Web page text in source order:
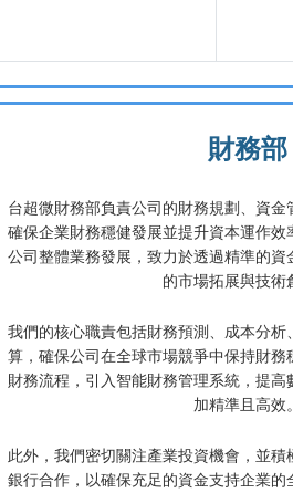
財務部
台超微財務部負責公司的財務規劃、資金
確保企業財務穩健發展並提升資本運作
公司整體業務發展，致力於透過精準的
的市場拓展與技術
我們的核心職責包括財務預測、成本分
算，確保公司在全球市場競爭中保持財
財務流程，引入智能財務管理系統，提
加精準且高效。
此外，我們密切關注產業投資機會，並
銀行合作，以確保充足的資金支持企業